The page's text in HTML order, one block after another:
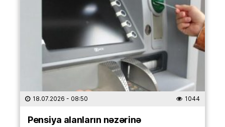
18.07.2026 - 08:50 1044
Pensiya alanların nəzərinə